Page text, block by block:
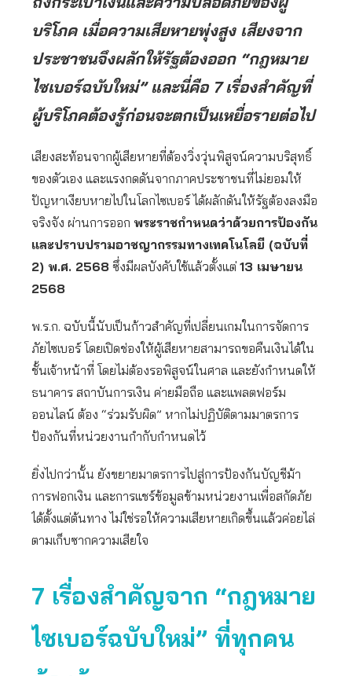
บริโภค เมื่อความเสียหายพุ่งสูง เสียงจาก
ประชาชนจึงผลักให้รัฐต้องออก “กฎหมาย
ไซเบอร์ฉบับใหม่” และนี่คือ 7 เรื่องสำคัญที่
ผู้บริโภคต้องรู้ก่อนจะตกเป็นเหยื่อรายต่อไป
เสียงสะท้อนจากผู้เสียหายที่ต้องวิ่งวุ่นพิสูจน์ความบริสุทธิ์
ของตัวเอง และแรงกดดันจากภาคประชาชนที่ไม่ยอมให้
ปัญหาเงียบหายไปในโลกไซเบอร์ ได้ผลักดันให้รัฐต้องลงมือ
จริงจัง ผ่านการออก พระราชกำหนดว่าด้วยการป้องกัน
และปราบปรามอาชญากรรมทางเทคโนโลยี (ฉบับที่
2) พ.ศ. 2568 ซึ่งมีผลบังคับใช้แล้วตั้งแต่ 13 เมษายน
2568
พ.ร.ก. ฉบับนี้นับเป็นก้าวสำคัญที่เปลี่ยนเกมในการจัดการ
ภัยไซเบอร์ โดยเปิดช่องให้ผู้เสียหายสามารถขอคืนเงินได้ใน
ชั้นเจ้าหน้าที่ โดยไม่ต้องรอพิสูจน์ในศาล และยังกำหนดให้
ธนาคาร สถาบันการเงิน ค่ายมือถือ และแพลตฟอร์ม
ออนไลน์ ต้อง “ร่วมรับผิด” หากไม่ปฏิบัติตามมาตรการ
ป้องกันที่หน่วยงานกำกับกำหนดไว้
ยิ่งไปกว่านั้น ยังขยายมาตรการไปสู่การป้องกันบัญชีม้า
การฟอกเงิน และการแชร์ข้อมูลข้ามหน่วยงานเพื่อสกัดภัย
ได้ตั้งแต่ต้นทาง ไม่ใช่รอให้ความเสียหายเกิดขึ้นแล้วค่อยไล่
ตามเก็บซากความเสียใจ
7 เรื่องสำคัญจาก “กฎหมาย
ไซเบอร์ฉบับใหม่” ที่ทุกคน